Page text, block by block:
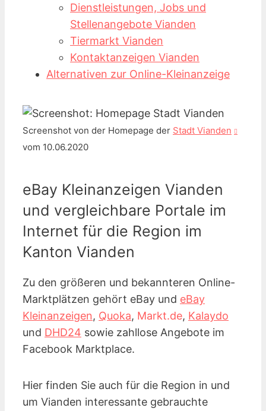
Dienstleistungen, Jobs und
Stellenangebote Vianden
Tiermarkt Vianden
Kontaktanzeigen Vianden
Alternativen zur Online-Kleinanzeige
Screenshot von der Homepage der Stadt Vianden
vom 10.06.2020
eBay Kleinanzeigen Vianden
und vergleichbare Portale im
Internet für die Region im
Kanton Vianden
Zu den größeren und bekannteren Online-
Marktplätzen gehört eBay und eBay
Kleinanzeigen, Quoka, Markt.de, Kalaydo
und DHD24 sowie zahllose Angebote im
Facebook Marktplace.
Hier finden Sie auch für die Region in und
um Vianden interessante gebrauchte